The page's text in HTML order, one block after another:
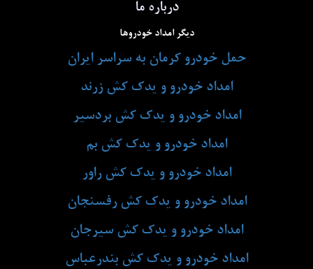
درباره ما
دیگر امداد خودروها
حمل خودرو کرمان به سراسر ایران
امداد خودرو و یدک کش زرند
امداد خودرو و یدک کش بردسیر
امداد خودرو و یدک کش بم
امداد خودرو و یدک کش راور
امداد خودرو و یدک کش رفسنجان
امداد خودرو و یدک کش سیرجان
امداد خودرو و یدک کش بندرعباس